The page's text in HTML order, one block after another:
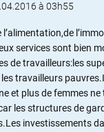
à 03h55
services sont bien
de travailleurs:les
travailleurs
et plus de femmes
les structures de
investissements